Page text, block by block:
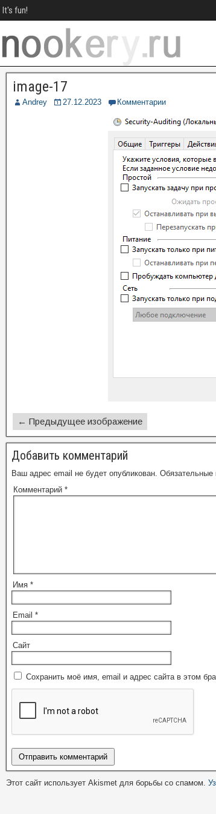
It's fun!
image-17
Andrey 27.12.2023 Комментарии
← Предыдущее изображение
Добавить комментарий
Ваш адрес email не будет опубликован.
Комментарий *
Имя *
Email *
Сайт
Сохранить моё имя, email и адрес сайта в этом
Этот сайт использует Akismet для борьбы со спамом.